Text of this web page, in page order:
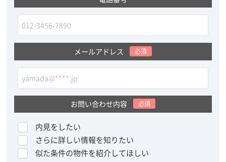
メールアドレス 必須
お問い合わせ内容 必須
内見をしたい
さらに詳しい情報を知りたい
似た条件の物件を紹介してほしい